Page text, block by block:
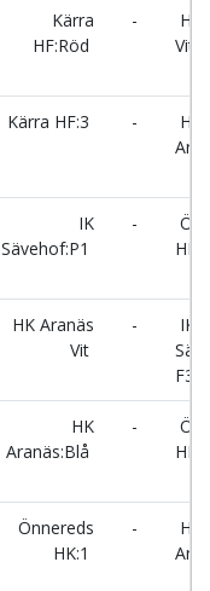
Kärra
HF:Röd
-
HK
Vit
Kärra HF:3 -
HK
IK
Sävehof:P1
-
HK:2
HK Aranäs
Vit
-
IK
F3
HK
Aranäs:Blå
-
HK:4
Önnereds
HK:1
-
HK